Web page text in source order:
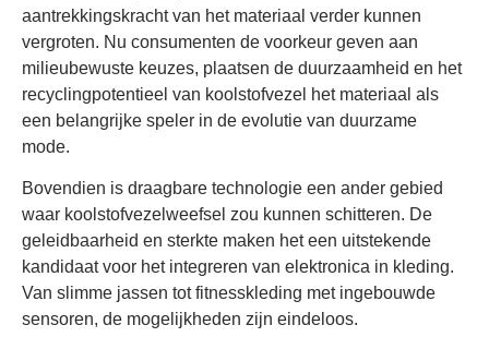
aantrekkingskracht van het materiaal verder kunnen
vergroten. Nu consumenten de voorkeur geven aan
milieubewuste keuzes, plaatsen de duurzaamheid en het
recyclingpotentieel van koolstofvezel het materiaal als
een belangrijke speler in de evolutie van duurzame
mode.
Bovendien is draagbare technologie een ander gebied
waar koolstofvezelweefsel zou kunnen schitteren. De
geleidbaarheid en sterkte maken het een uitstekende
kandidaat voor het integreren van elektronica in kleding.
Van slimme jassen tot fitnesskleding met ingebouwde
sensoren, de mogelijkheden zijn eindeloos.